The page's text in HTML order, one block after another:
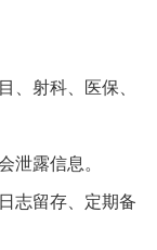
、射科、医保、
泄露信息。
志留存、定期备